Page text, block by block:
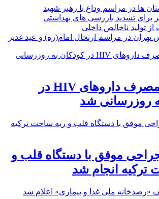
راهنمای مصرف داروهای HIV در
روزرسانی شد
موفق با دستگاه قلب و
ترکیه انجام شد